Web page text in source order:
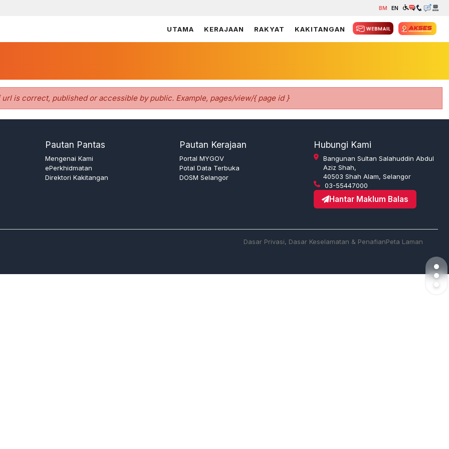
BM EN
UTAMA KERAJAAN RAKYAT KAKITANGAN
is correct, published or accessible by public. Example, pages/view/{ page id }
Pautan Pantas
Mengenai Kami
ePerkhidmatan
Direktori Kakitangan
Pautan Kerajaan
Portal MYGOV
Potal Data Terbuka
DOSM Selangor
Hubungi Kami
Bangunan Sultan Salahuddin Abdul
Aziz Shah,
40503 Shah Alam, Selangor
03-55447000
Hantar Maklum Balas
Dasar Privasi, Dasar Keselamatan & PenafianPeta Laman